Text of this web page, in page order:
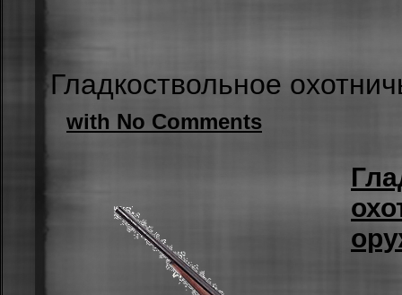
Гладкоствольное
with No Comments